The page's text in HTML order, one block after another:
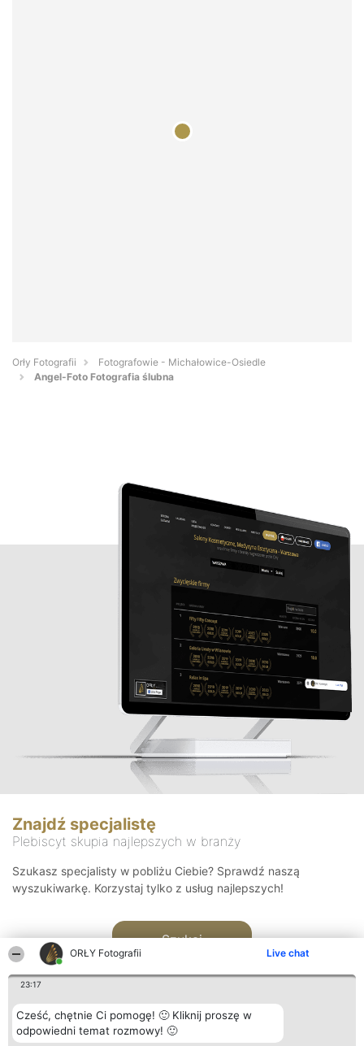
ORŁY Fotografii Live chat
23:17
Cześć, chętnie Ci pomogę! 🙂 Kliknij proszę w
odpowiedni temat rozmowy! 🙂
Orły Fotografii
Fotografowie - Michałowice-Osiedle
Angel-Foto Fotografia ślubna
Znajdź specjalistę
Plebiscyt skupia najlepszych w branży
Szukasz specjalisty w pobliżu Ciebie? Sprawdź naszą
wyszukiwarkę. Korzystaj tylko z usług najlepszych!
Szukaj